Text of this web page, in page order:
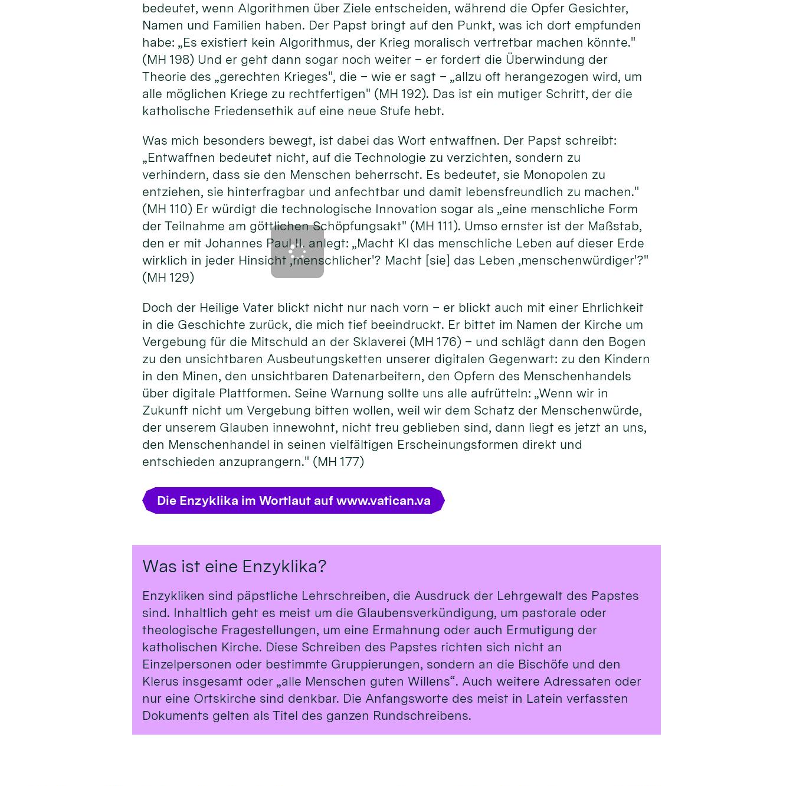
bedeutet, wenn Algorithmen über Ziele entscheiden, während die Opfer Gesichter,
Namen und Familien haben. Der Papst bringt auf den Punkt, was ich dort empfunden
habe: „Es existiert kein Algorithmus, der Krieg moralisch vertretbar machen könnte."
(MH 198) Und er geht dann sogar noch weiter – er fordert die Überwindung der
Theorie des „gerechten Krieges", die – wie er sagt – „allzu oft herangezogen wird, um
alle möglichen Kriege zu rechtfertigen" (MH 192). Das ist ein mutiger Schritt, der die
katholische Friedensethik auf eine neue Stufe hebt.
Was mich besonders bewegt, ist dabei das Wort entwaffnen. Der Papst schreibt:
„Entwaffnen bedeutet nicht, auf die Technologie zu verzichten, sondern zu
verhindern, dass sie den Menschen beherrscht. Es bedeutet, sie Monopolen zu
entziehen, sie hinterfragbar und anfechtbar und damit lebensfreundlich zu machen."
(MH 110) Er würdigt die technologische Innovation sogar als „eine menschliche Form
der Teilnahme am göttlichen Schöpfungsakt" (MH 111). Umso ernster ist der Maßstab,
den er mit Johannes Paul II. anlegt: „Macht KI das menschliche Leben auf dieser Erde
wirklich in jeder Hinsicht ‚menschlicher'? Macht [sie] das Leben ‚menschenwürdiger'?"
(MH 129)
Doch der Heilige Vater blickt nicht nur nach vorn – er blickt auch mit einer Ehrlichkeit
in die Geschichte zurück, die mich tief beeindruckt. Er bittet im Namen der Kirche um
Vergebung für die Mitschuld an der Sklaverei (MH 176) – und schlägt dann den Bogen
zu den unsichtbaren Ausbeutungsketten unserer digitalen Gegenwart: zu den Kindern
in den Minen, den unsichtbaren Datenarbeitern, den Opfern des Menschenhandels
über digitale Plattformen. Seine Warnung sollte uns alle aufrütteln: „Wenn wir in
Zukunft nicht um Vergebung bitten wollen, weil wir dem Schatz der Menschenwürde,
der unserem Glauben innewohnt, nicht treu geblieben sind, dann liegt es jetzt an uns,
den Menschenhandel in seinen vielfältigen Erscheinungsformen direkt und
entschieden anzuprangern." (MH 177)
Die Enzyklika im Wortlaut auf www.vatican.va
Was ist eine Enzyklika?
Enzykliken sind päpstliche Lehrschreiben, die Ausdruck der Lehrgewalt des Papstes
sind. Inhaltlich geht es meist um die Glaubensverkündigung, um pastorale oder
theologische Fragestellungen, um eine Ermahnung oder auch Ermutigung der
katholischen Kirche. Diese Schreiben des Papstes richten sich nicht an
Einzelpersonen oder bestimmte Gruppierungen, sondern an die Bischöfe und den
Klerus insgesamt oder „alle Menschen guten Willens“. Auch weitere Adressaten oder
nur eine Ortskirche sind denkbar. Die Anfangsworte des meist in Latein verfassten
Dokuments gelten als Titel des ganzen Rundschreibens.